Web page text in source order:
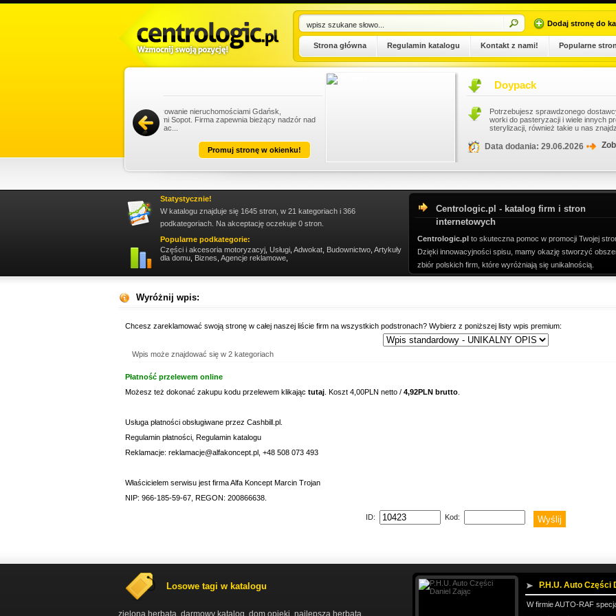
Dodaj stronę do
Strona główna Regulamin katalogu Kontakt z nami! Popularne
Sopot. Firma zapewnia bieżący nadzór nad
Doypack
Potrzebujesz sprawdzonego dostawcy opakowań? Niezwłocznie przejrzyj naszą
worki do pasteryzacji i wiele innych produktów. Sprzedajemy również worki
sterylizacji, również takie u nas znajdziesz. Chętnie podpowiemy przy...
Zobacz szczegóły wpisu
Centrologic.pl - katalog firm i stron
internetowych
Centrologic.pl to skuteczna pomoc w promocji Twojej
Dzięki innowacyjności spisu, mamy okazję stworzyć
zbiór polskich firm, które wyróżniają się unikalnością.
Statystycznie!
W katalogu znajduje się 1645 stron, w 21 kategoriach i 366
podkategoriach. Na akceptację oczekuje 0 stron.
Popularne podkategorie:
Części i akcesoria motoryzacyj Usługi Adwokat Budownictwo Artykuły
dla domu Biznes Agencje reklamowe
Wyróżnij wpis:
Chcesz zareklamować swoją stronę w całej naszej liście firm na wszystkich podstronach? Wybierz z poniższej listy wpis premium:
Wpis może znajdować się w 2 kategoriach
Płatność przelewem online
Możesz też dokonać zakupu kodu przelewem klikając tutaj . Koszt 4,00PLN netto / 4,92PLN brutto
Usługa płatności obsługiwane przez Cashbill.pl.
Regulamin płatności Regulamin katalogu
Reklamacje: reklamacje@alfakoncept.pl, +48 508 073 493
Właścicielem serwisu jest firma Alfa Koncept Marcin Trojan
NIP: 966-185-59-67, REGON: 200866638.
ID: Kod:
Losowe tagi w katalogu
zielona herbata darmowy katalog dom opieki najlepsza herbata
P.H.U. Auto Części
W firmie AUTO-RAF